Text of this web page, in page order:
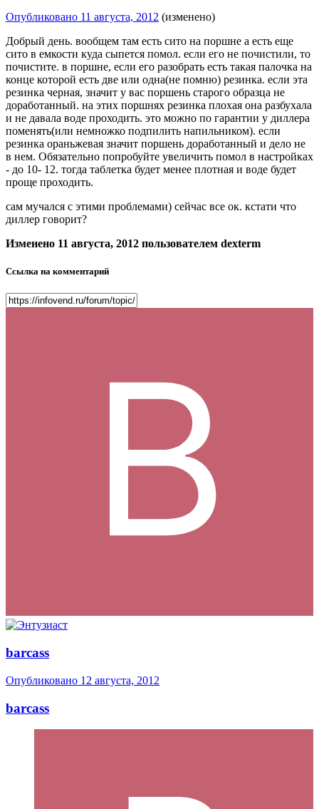
Опубликовано 11 августа, 2012 (изменено)
Добрый день. вообщем там есть сито на поршне а есть еще
сито в емкости куда сыпется помол. если его не почистили, то
почистите. в поршне, если его разобрать есть такая палочка на
конце которой есть две или одна(не помню) резинка. если эта
резинка черная, значит у вас поршень старого образца не
доработанный. на этих поршнях резинка плохая она разбухала
и не давала воде проходить. это можно по гарантии у диллера
поменять(или немножко подпилить напильником). если
резинка ораньжевая значит поршень доработанный и дело не
в нем. Обязательно попробуйте увеличить помол в настройках
- до 10- 12. тогда таблетка будет менее плотная и воде будет
проще проходить.
сам мучался с этими проблемами) сейчас все ок. кстати что
диллер говорит?
Изменено 11 августа, 2012 пользователем dexterm
Ссылка на комментарий
barcass
Опубликовано 12 августа, 2012
barcass